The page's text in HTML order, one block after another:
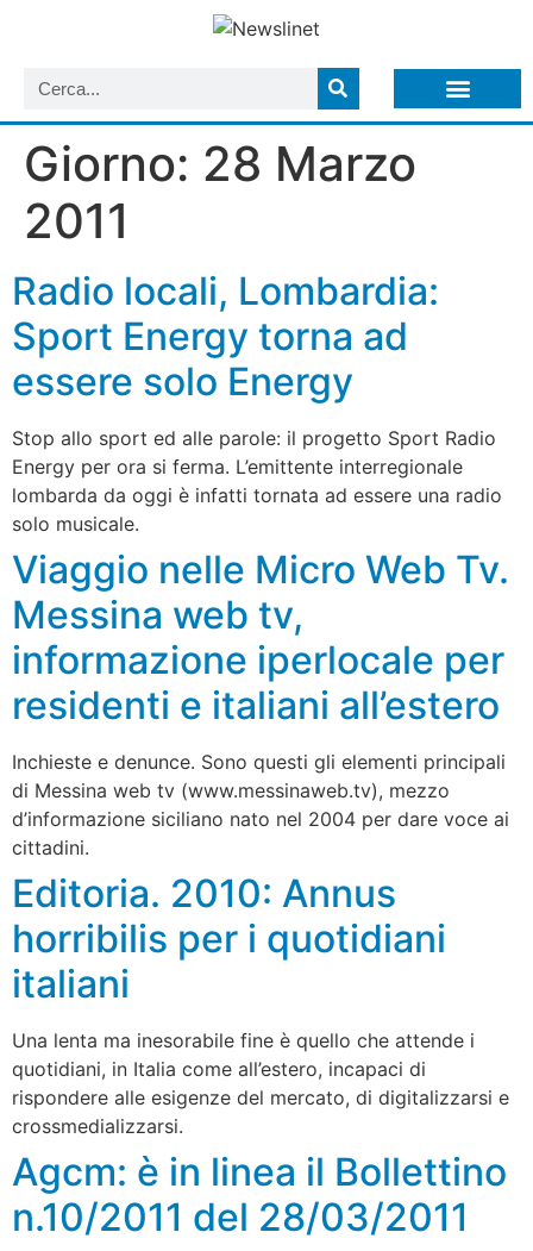
Giorno: 28 Marzo
2011
Radio locali, Lombardia:
Sport Energy torna ad
essere solo Energy
Stop allo sport ed alle parole: il progetto Sport Radio
Energy per ora si ferma. L’emittente interregionale
lombarda da oggi è infatti tornata ad essere una radio
solo musicale.
Viaggio nelle Micro Web Tv.
Messina web tv,
informazione iperlocale per
residenti e italiani all’estero
Inchieste e denunce. Sono questi gli elementi principali
di Messina web tv (www.messinaweb.tv), mezzo
d’informazione siciliano nato nel 2004 per dare voce ai
cittadini.
Editoria. 2010: Annus
horribilis per i quotidiani
italiani
Una lenta ma inesorabile fine è quello che attende i
quotidiani, in Italia come all’estero, incapaci di
rispondere alle esigenze del mercato, di digitalizzarsi e
crossmedializzarsi.
Agcm: è in linea il Bollettino
n.10/2011 del 28/03/2011